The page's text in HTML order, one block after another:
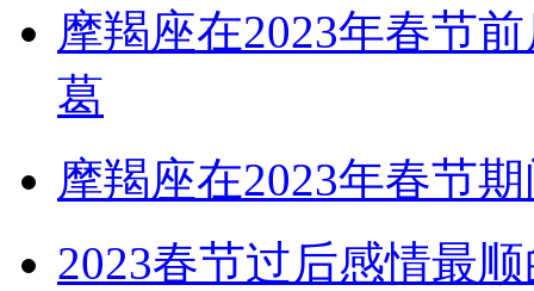
摩羯座在2023年春节
葛
摩羯座在2023年春节
2023春节过后感情最